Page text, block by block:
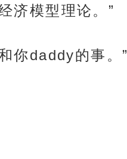
济模型理论。”
你daddy的事。”